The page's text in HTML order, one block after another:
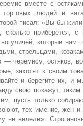
вместе с
торговых людей и
писал: «Вы бы
сколько приберется,
вогуличей, которые
стрельцами,
— черемису, остяков,
захотят к своим
и берегите их, и
свою покажут,
пусть только
тех имение, жен
не велели».